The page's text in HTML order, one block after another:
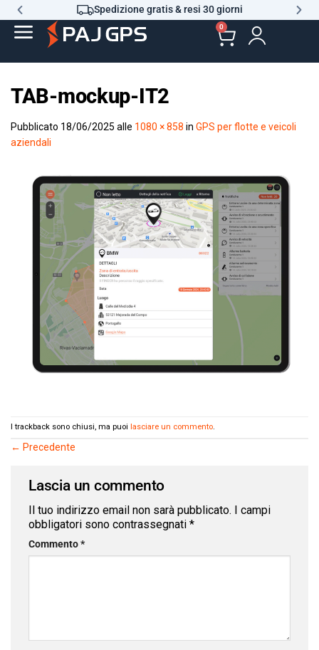
Spedizione gratis & resi 30 giorni
0
TAB-mockup-IT2
Pubblicato 18/06/2025 alle 1080 × 858 in GPS per flotte e veicoli
aziendali
I trackback sono chiusi, ma puoi lasciare un commento.
← Precedente
Lascia un commento
Il tuo indirizzo email non sarà pubblicato. I campi
obbligatori sono contrassegnati *
Commento*